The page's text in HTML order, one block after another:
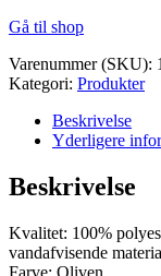
kr.
Gå til shop
Varenummer (SKU):
Kategori: Produkter
Beskrivelse
Yderligere
Beskrivelse
Kvalitet: 100%
vandafvisende
Farve: Oliven.